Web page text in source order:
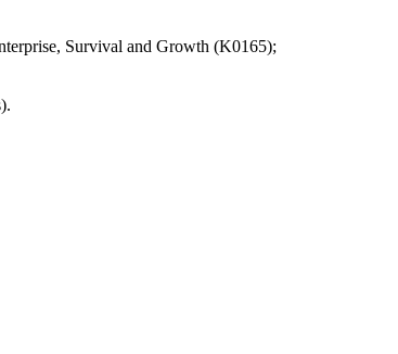
Survival and Growth (K0165);